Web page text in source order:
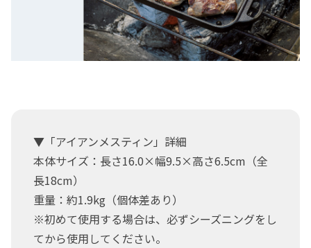
▼「アイアンメスティン」詳細
本体サイズ：長さ16.0×幅9.5×高さ6.5cm（全
長18cm）
重量：約1.9kg（個体差あり）
※初めて使用する場合は、必ずシーズニングをし
てから使用してください。